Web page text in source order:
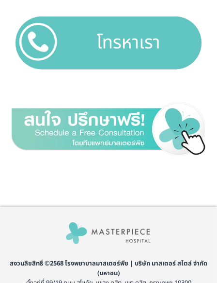
สงวนลิขสิทธิ์ ©2568 โรงพยาบาลมาสเตอร์พีช | บริษัท มาสเตอร์ สไตล์ จำกัด
(มหาชน)